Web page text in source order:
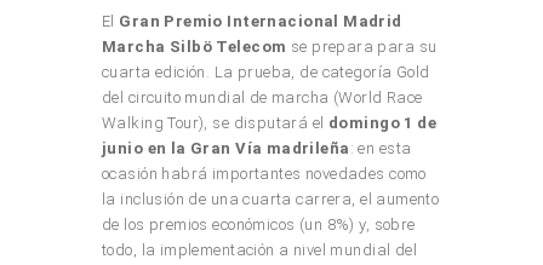
El Gran Premio Internacional Madrid
Marcha Silbö Telecom se prepara para su
cuarta edición. La prueba, de categoría Gold
del circuito mundial de marcha (World Race
Walking Tour), se disputará el domingo 1 de
junio en la Gran Vía madrileña : en esta
ocasión habrá importantes novedades como
la inclusión de una cuarta carrera, el aumento
de los premios económicos (un 8%) y, sobre
todo, la implementación a nivel mundial del